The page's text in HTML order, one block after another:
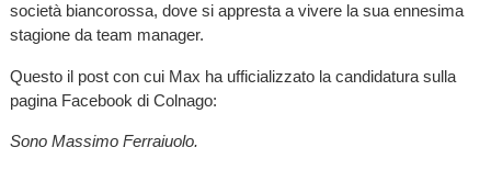
società biancorossa, dove si appresta a vivere la sua ennesima
stagione da team manager.
Questo il post con cui Max ha ufficializzato la candidatura sulla
pagina Facebook di Colnago:
Sono Massimo Ferraiuolo.